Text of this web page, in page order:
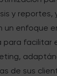
y reportes,
un enfoque
para facilitar
de sus